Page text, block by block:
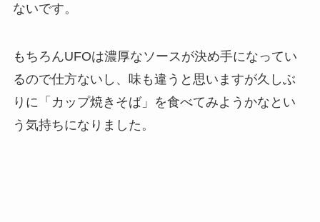
ないです。
もちろんUFOは濃厚なソースが決め手になってい
るので仕方ないし、味も違うと思いますが久しぶ
りに「カップ焼きそば」を食べてみようかなとい
う気持ちになりました。